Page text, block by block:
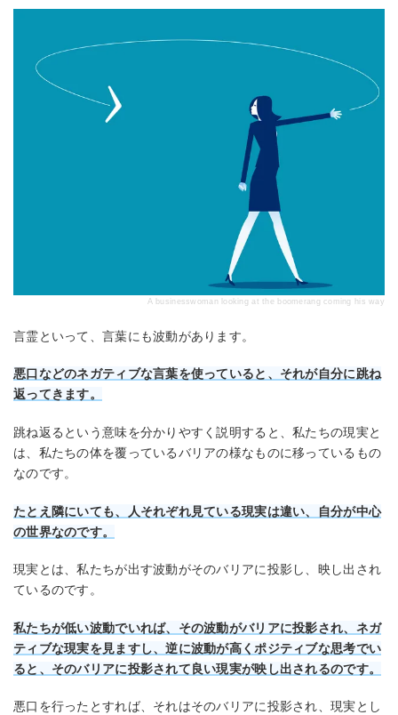
A businesswoman looking at the boomerang coming his way
言霊といって、言葉にも波動があります。
悪口などのネガティブな言葉を使っていると、それが自分に跳ね
返ってきます。
跳ね返るという意味を分かりやすく説明すると、私たちの現実と
は、私たちの体を覆っているバリアの様なものに移っているもの
なのです。
たとえ隣にいても、人それぞれ見ている現実は違い、自分が中心
の世界なのです。
現実とは、私たちが出す波動がそのバリアに投影し、映し出され
ているのです。
私たちが低い波動でいれば、その波動がバリアに投影され、ネガ
ティブな現実を見ますし、逆に波動が高くポジティブな思考でい
ると、そのバリアに投影されて良い現実が映し出されるのです。
悪口を行ったとすれば、それはそのバリアに投影され、現実とし